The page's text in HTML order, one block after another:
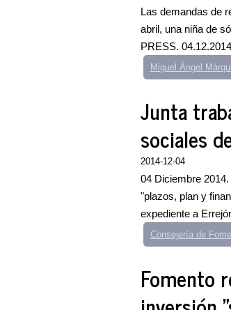
Las demandas de
abril, una niña de
PRESS.
Miguel Ángel
Junta
sociales
2014-12-04
04 Diciembre
"plazos, plan y
expediente a
Consejería de
Fomento